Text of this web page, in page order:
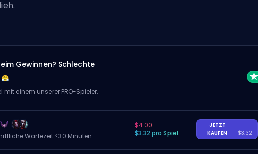
Gewinnen? Schlechte
mit einem unserer PRO-Spieler.
Wartezeit <30 Minuten
$4.00
$3.32 pro Spiel
JETZT
KAUFEN
-
$3.32